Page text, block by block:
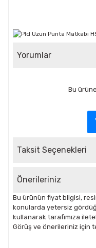
Yorumlar
Bu
Taksit Seçenekleri
Önerileriniz
Bu ürünün fiyat bilgisi,
konularda yetersiz
kullanarak tarafımıza
Görüş ve önerileriniz için